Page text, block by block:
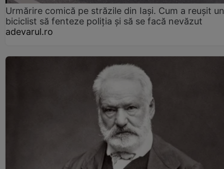
Urmărire comică pe străzile din Iași. Cum a reușit un
biciclist să fenteze poliția și să se facă nevăzut
adevarul.ro